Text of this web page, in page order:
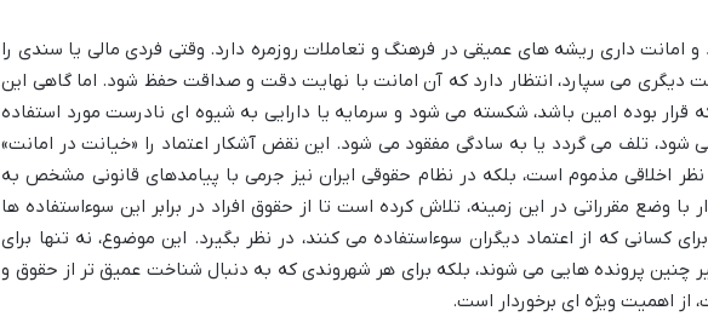
و امانت داری ریشه های عمیقی در فرهنگ و تعاملات روزمره دارد. وقتی فردی مالی یا سندی را
دیگری می سپارد، انتظار دارد که آن امانت با نهایت دقت و صداقت حفظ شود. اما گاهی این
قرار بوده امین باشد، شکسته می شود و سرمایه یا دارایی به شیوه ای نادرست مورد استفاده
شود، تلف می گردد یا به سادگی مفقود می شود. این نقض آشکار اعتماد را «خیانت در امانت»
نظر اخلاقی مذموم است، بلکه در نظام حقوقی ایران نیز جرمی با پیامدهای قانونی مشخص به
با وضع مقرراتی در این زمینه، تلاش کرده است تا از حقوق افراد در برابر این سوءاستفاده ها
کسانی که از اعتماد دیگران سوءاستفاده می کنند، در نظر بگیرد. این موضوع، نه تنها برای
چنین پرونده هایی می شوند، بلکه برای هر شهروندی که به دنبال شناخت عمیق تر از حقوق و
اهمیت ویژه ای برخوردار است.